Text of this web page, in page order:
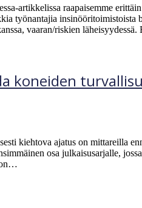
artikkelissa raapaisemme
työnantajia
vaaran/riskien
koneiden
kiehtova ajatus on mittareilla
osa julkaisusarjalle,
on…